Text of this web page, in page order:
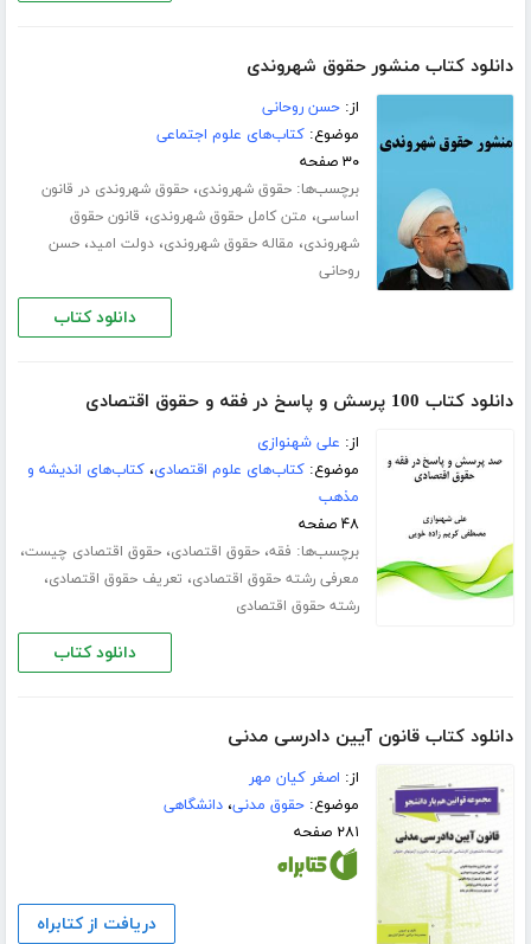
دانلود کتاب منشور حقوق شهروندی
از:حسن روحانی
موضوع:کتاب‌های علوم اجتماعی
۳۰ صفحه
برچسب‌ها:حقوق شهروندی،حقوق شهروندی در قانون
اساسی، متن کامل حقوق شهروندی، قانون حقوق
شهروندی، مقاله حقوق شهروندی،دولت امید،حسن
روحانی
دانلود کتاب
دانلود کتاب 100 پرسش و پاسخ در فقه و حقوق اقتصادی
از: علی شهنوازی
موضوع:کتاب‌های علوم اقتصادی،کتاب‌های اندیشه و
مذهب
۴۸ صفحه
برچسب‌ها: فقه،حقوق اقتصادی،حقوق اقتصادی چیست،
معرفی رشته حقوق اقتصادی، تعریف حقوق اقتصادی،
رشته حقوق اقتصادی
دانلود کتاب
دانلود کتاب ﻗﺎﻧﻮن آﻳﻴﻦ دادرسی مدنی
از: اصغر کیان مهر
موضوع:حقوق مدنی،دانشگاهی
۲۸۱ صفحه
دریافت از کتابراه